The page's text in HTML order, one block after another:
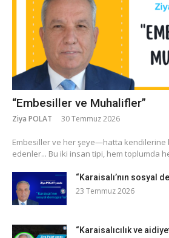
“Embesiller ve Muhalifler”
Ziya POLAT 30 Temmuz 2026
​Embesiller ve her şeye—hatta
edenler... Bu iki insan tipi, hem toplumda
“Karaisalı’nın sosyal
23 Temmuz 2026
“Karaisalıcılık ve